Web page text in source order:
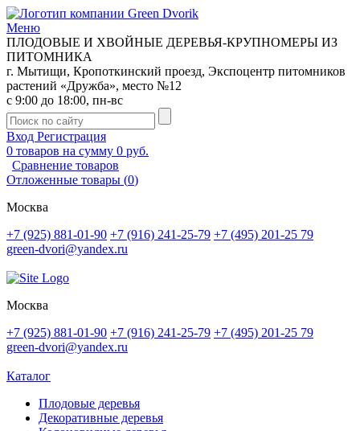
Меню
ПЛОДОВЫЕ И ХВОЙНЫЕ ДЕРЕВЬЯ-КРУПНОМЕРЫ ИЗ
ПИТОМНИКА
г. Мытищи, Кропоткинский проезд, Экспоцентр питомников
растений «Дружба», место №12
с 9:00 до 18:00, пн-вс
Вход Регистрация
0 товаров на сумму 0 руб.
Сравнение товаров
Отложенные товары (0)
Москва
+7 (925) 881-01-90 +7 (916) 241-25-79 +7 (495) 201-25 79
green-dvori@yandex.ru
Москва
+7 (925) 881-01-90 +7 (916) 241-25-79 +7 (495) 201-25 79
green-dvori@yandex.ru
Каталог
Плодовые деревья
Декоративные деревья